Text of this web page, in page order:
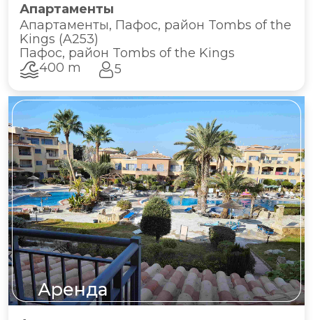
Апартаменты
Апартаменты, Пафос, район Tombs of the
Kings (A253)
Пафос, район Tombs of the Kings
400 m
5
Аренда